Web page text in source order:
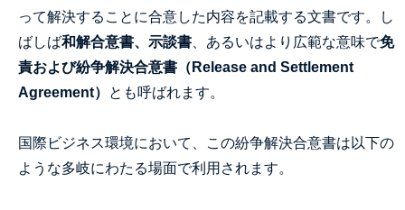
って解決することに合意した内容を記載する文書です。し
ばしば和解合意書、示談書 、あるいはより広範な意味で免
責および紛争解決合意書（Release and Settlement
Agreement）
とも呼ばれます。
国際ビジネス環境において、この紛争解決合意書は以下の
ような多岐にわたる場面で利用されます。